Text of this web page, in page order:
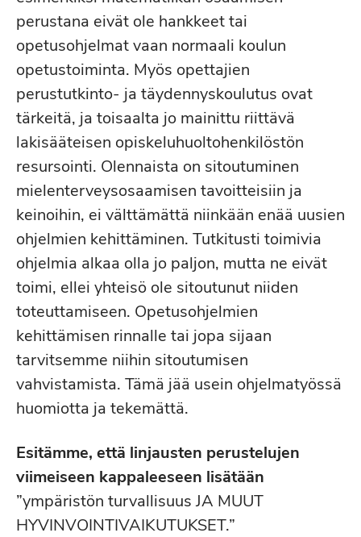
perustana eivät ole hankkeet tai
opetusohjelmat vaan normaali koulun
opetustoiminta. Myös opettajien
perustutkinto- ja täydennyskoulutus ovat
tärkeitä, ja toisaalta jo mainittu riittävä
lakisääteisen opiskeluhuoltohenkilöstön
resursointi. Olennaista on sitoutuminen
mielenterveysosaamisen tavoitteisiin ja
keinoihin, ei välttämättä niinkään enää uusien
ohjelmien kehittäminen. Tutkitusti toimivia
ohjelmia alkaa olla jo paljon, mutta ne eivät
toimi, ellei yhteisö ole sitoutunut niiden
toteuttamiseen. Opetusohjelmien
kehittämisen rinnalle tai jopa sijaan
tarvitsemme niihin sitoutumisen
vahvistamista. Tämä jää usein ohjelmatyössä
huomiotta ja tekemättä.
Esitämme, että linjausten perustelujen
viimeiseen kappaleeseen lisätään
”ympäristön turvallisuus JA MUUT
HYVINVOINTIVAIKUTUKSET.”